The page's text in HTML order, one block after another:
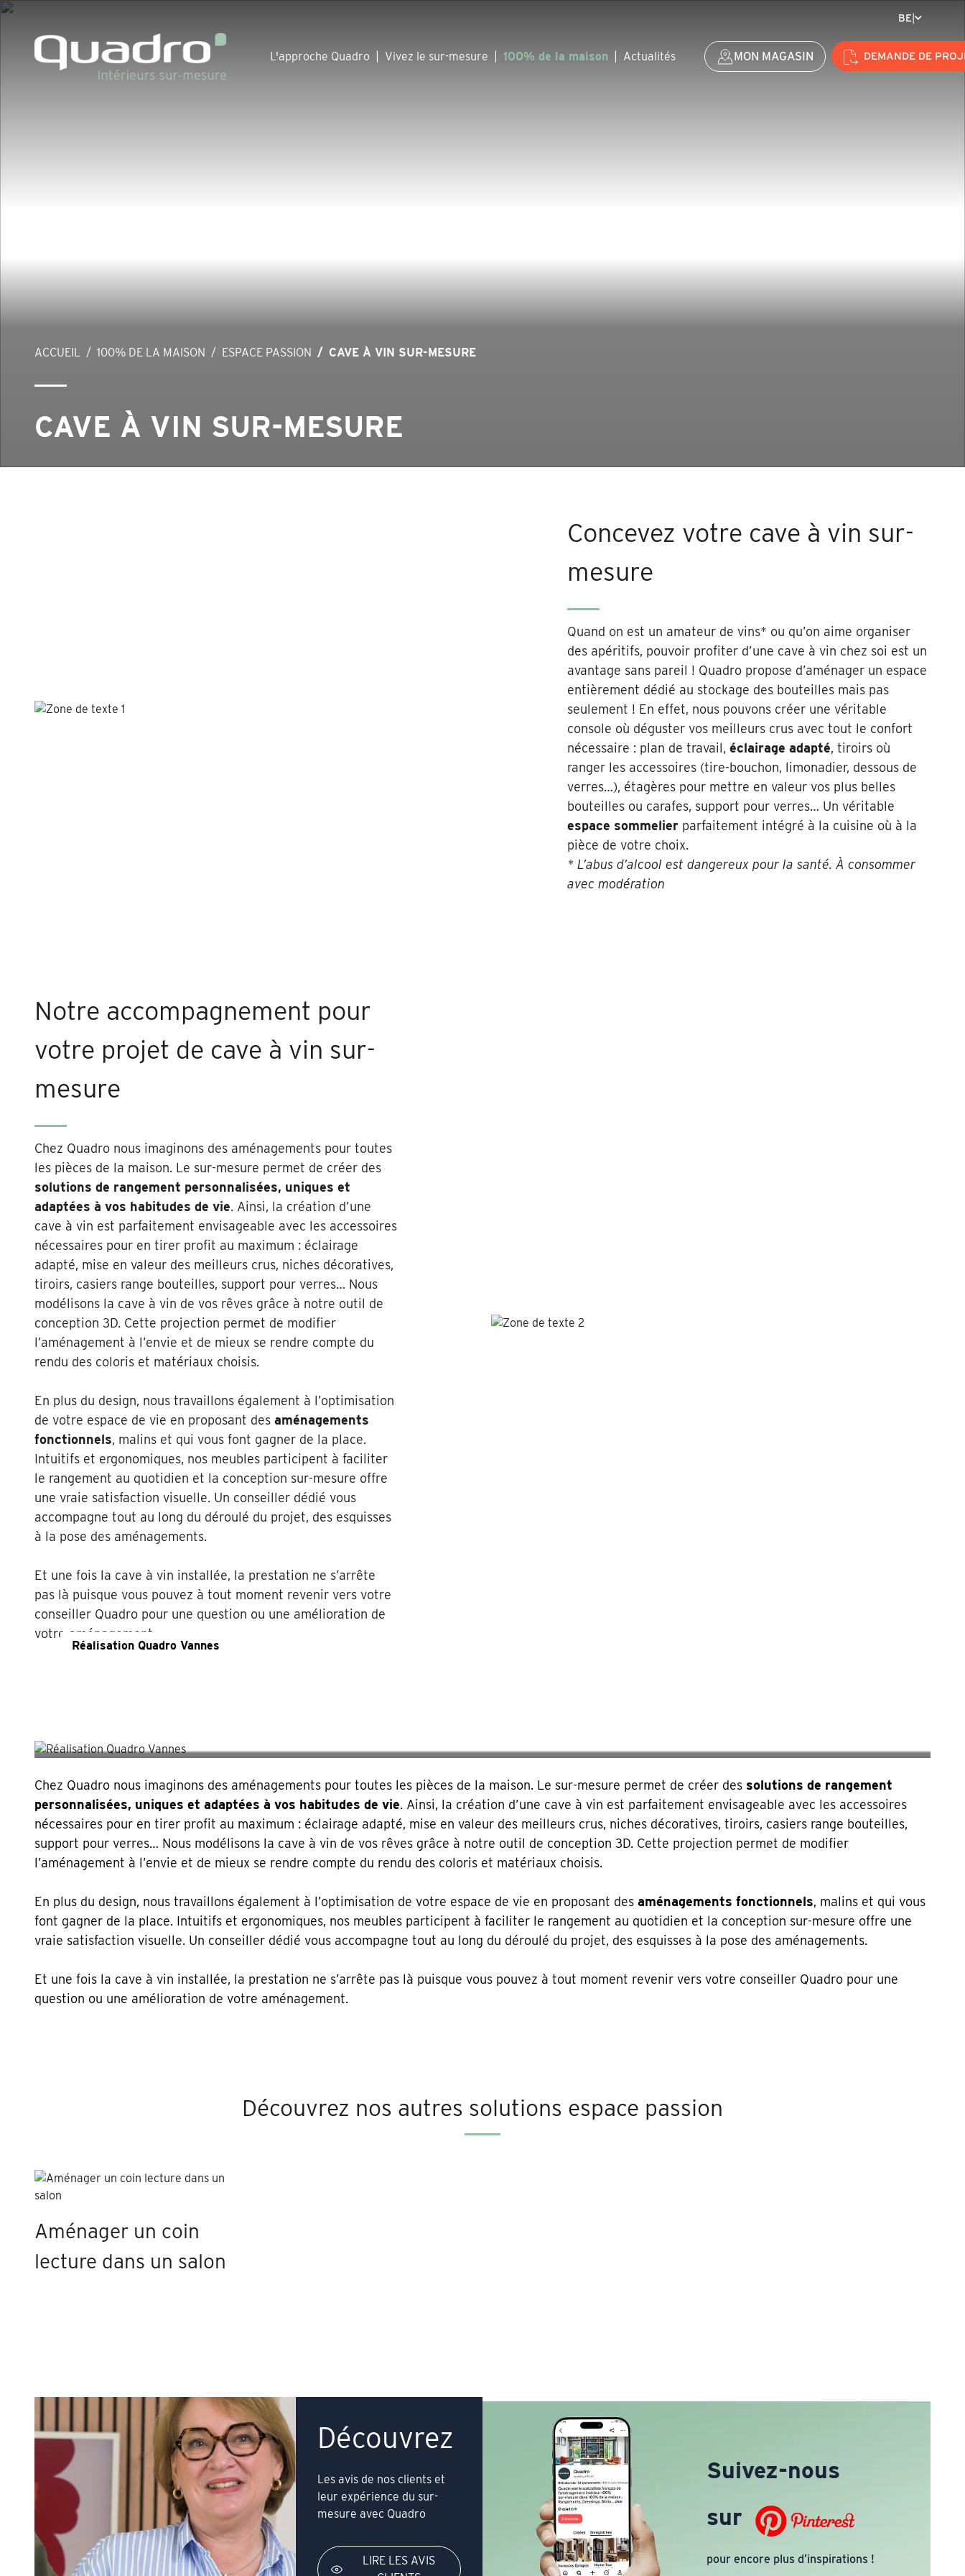
BE|
L'approche Quadro Vivez le sur-mesure 100% de la maison Actualités MON MAGASIN DEMANDE DE
ACCUEIL 100% DE LA MAISON ESPACE PASSION CAVE À VIN SUR-MESURE
CAVE À VIN SUR-MESURE
Concevez votre cave à vin sur-
mesure
Quand on est un amateur de vins* ou qu’on aime organiser
des apéritifs, pouvoir profiter d’une cave à vin chez soi est un
avantage sans pareil ! Quadro propose d’aménager un espace
entièrement dédié au stockage des bouteilles mais pas
seulement ! En effet, nous pouvons créer une véritable
console où déguster vos meilleurs crus avec tout le confort
nécessaire : plan de travail, éclairage adapté, tiroirs où
ranger les accessoires (tire-bouchon, limonadier, dessous de
verres…), étagères pour mettre en valeur vos plus belles
bouteilles ou carafes, support pour verres… Un véritable
espace sommelier parfaitement intégré à la cuisine où à la
pièce de votre choix.
* L’abus d’alcool est dangereux pour la santé. À consommer
avec modération
Notre accompagnement pour
votre projet de cave à vin sur-
mesure
Chez Quadro nous imaginons des aménagements pour toutes
les pièces de la maison. Le sur-mesure permet de créer des
solutions de rangement personnalisées, uniques et
adaptées à vos habitudes de vie. Ainsi, la création d’une
cave à vin est parfaitement envisageable avec les accessoires
nécessaires pour en tirer profit au maximum : éclairage
adapté, mise en valeur des meilleurs crus, niches décoratives,
tiroirs, casiers range bouteilles, support pour verres… Nous
modélisons la cave à vin de vos rêves grâce à notre outil de
conception 3D. Cette projection permet de modifier
l’aménagement à l’envie et de mieux se rendre compte du
rendu des coloris et matériaux choisis.
En plus du design, nous travaillons également à l’optimisation
de votre espace de vie en proposant des aménagements
fonctionnels, malins et qui vous font gagner de la place.
Intuitifs et ergonomiques, nos meubles participent à faciliter
le rangement au quotidien et la conception sur-mesure offre
une vraie satisfaction visuelle. Un conseiller dédié vous
accompagne tout au long du déroulé du projet, des esquisses
à la pose des aménagements.
Et une fois la cave à vin installée, la prestation ne s’arrête
pas là puisque vous pouvez à tout moment revenir vers votre
conseiller Quadro pour une question ou une amélioration de
votre aménagement.
Réalisation Quadro Vannes
Chez Quadro nous imaginons des aménagements pour toutes les pièces de la maison. Le sur-mesure permet de créer des solutions de rangement
personnalisées, uniques et adaptées à vos habitudes de vie. Ainsi, la création d’une cave à vin est parfaitement envisageable avec les accessoires
nécessaires pour en tirer profit au maximum : éclairage adapté, mise en valeur des meilleurs crus, niches décoratives, tiroirs, casiers range bouteilles,
support pour verres… Nous modélisons la cave à vin de vos rêves grâce à notre outil de conception 3D. Cette projection permet de modifier
l’aménagement à l’envie et de mieux se rendre compte du rendu des coloris et matériaux choisis.
En plus du design, nous travaillons également à l’optimisation de votre espace de vie en proposant des aménagements fonctionnels, malins et qui vous
font gagner de la place. Intuitifs et ergonomiques, nos meubles participent à faciliter le rangement au quotidien et la conception sur-mesure offre une
vraie satisfaction visuelle. Un conseiller dédié vous accompagne tout au long du déroulé du projet, des esquisses à la pose des aménagements.
Et une fois la cave à vin installée, la prestation ne s’arrête pas là puisque vous pouvez à tout moment revenir vers votre conseiller Quadro pour une
question ou une amélioration de votre aménagement.
Découvrez nos autres solutions espace passion
Aménager un coin
lecture dans un salon
Découvrez
Les avis de nos clients et
leur expérience du sur-
mesure avec Quadro
LIRE LES AVIS
Suivez-nous
sur
pour encore plus d’inspirations !